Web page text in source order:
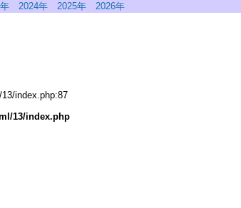
2024年 2025年 2026年
index.php:87
13/index.php